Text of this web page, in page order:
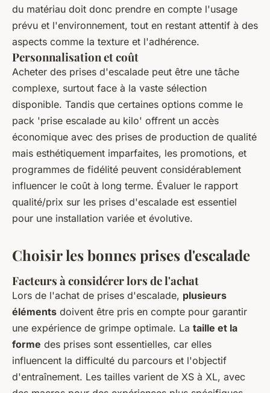
du matériau doit donc prendre en compte l'usage
prévu et l'environnement, tout en restant attentif à des
aspects comme la texture et l'adhérence.
Personnalisation et coût
Acheter des prises d'escalade peut être une tâche
complexe, surtout face à la vaste sélection
disponible. Tandis que certaines options comme le
pack 'prise escalade au kilo' offrent un accès
économique avec des prises de production de qualité
mais esthétiquement imparfaites, les promotions, et
programmes de fidélité peuvent considérablement
influencer le coût à long terme. Évaluer le rapport
qualité/prix sur les prises d'escalade est essentiel
pour une installation variée et évolutive.
Choisir les bonnes prises d'escalade
Facteurs à considérer lors de l'achat
Lors de l'achat de prises d'escalade, plusieurs
éléments doivent être pris en compte pour garantir
une expérience de grimpe optimale. La taille et la
forme des prises sont essentielles, car elles
influencent la difficulté du parcours et l'objectif
d'entraînement. Les tailles varient de XS à XL, avec